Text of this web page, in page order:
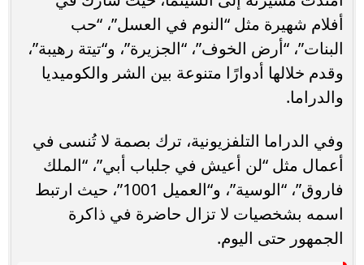
أفلام شهيرة مثل “النوم في العسل”، “حب
البنات”، “أرض الخوف”، “الجزيرة”، و“تيتة رهيبة”،
وقدم خلالها أدوارًا متنوعة بين الشر والكوميديا
والدراما.
وفي الدراما التلفزيونية، ترك بصمة لا تُنسى في
أعمال مثل “لن أعيش في جلباب أبي”، “الملك
فاروق”، “الوسية”، و“العميل 1001”، حيث ارتبط
اسمه بشخصيات لا تزال حاضرة في ذاكرة
الجمهور حتى اليوم.